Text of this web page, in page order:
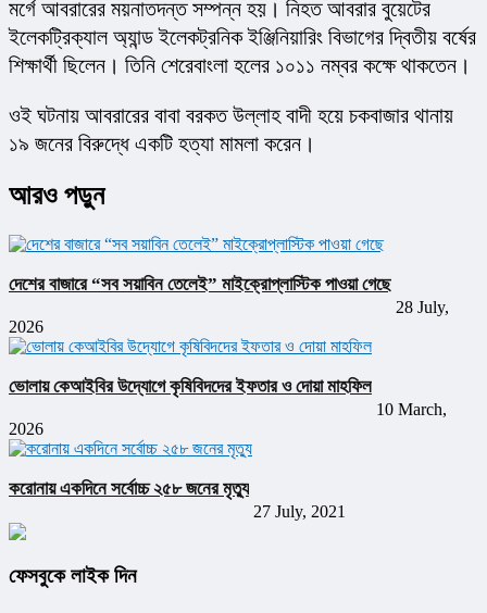
মর্গে আবরারের ময়নাতদন্ত সম্পন্ন হয়। নিহত আবরার বুয়েটের
ইলেকট্রিক্যাল অ্যান্ড ইলেকট্রনিক ইঞ্জিনিয়ারিং বিভাগের দ্বিতীয় বর্ষের
শিক্ষার্থী ছিলেন। তিনি শেরেবাংলা হলের ১০১১ নম্বর কক্ষে থাকতেন।
ওই ঘটনায় আবরারের বাবা বরকত উল্লাহ বাদী হয়ে চকবাজার থানায়
১৯ জনের বিরুদ্ধে একটি হত্যা মামলা করেন।
আরও পড়ুন
দেশের বাজারে “সব সয়াবিন তেলেই” মাইক্রোপ্লাস্টিক পাওয়া গেছে
28 July,
2026
ভোলায় কেআইবির উদ্যোগে কৃষিবিদদের ইফতার ও দোয়া মাহফিল
10 March,
2026
করোনায় একদিনে সর্বোচ্চ ২৫৮ জনের মৃত্যু
27 July, 2021
ফেসবুকে লাইক দিন